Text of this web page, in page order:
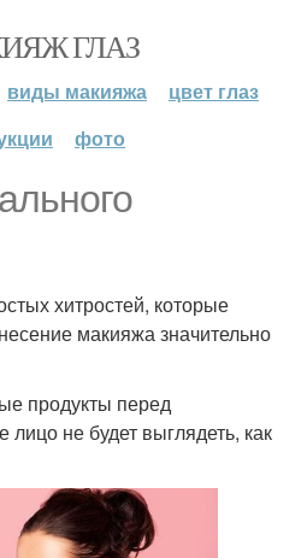
ГЛАЗ
виды макияжа
цвет глаз
фото
хитростей, которые
макияжа значительно
продукты перед
не будет выглядеть, как